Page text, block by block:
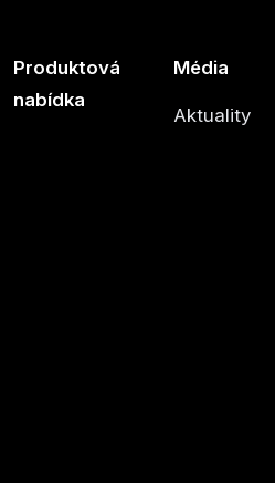
Produktová
nabídka
Média
Aktuality